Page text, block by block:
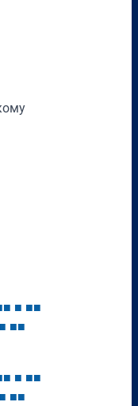
■ ■ ■■
■ ■■
■ ■ ■■
■ ■■